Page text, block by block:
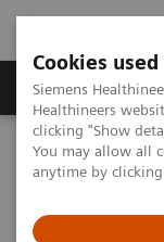
Cookies
Siemens
Healthineers
clicking "Show
You may allow all
anytime by
Produkter og
Hjem Services
IHE - Integrating the